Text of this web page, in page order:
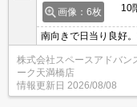
画像：6枚
10
南向きで日当り良好
お問い合わせはエイ
株式会社スペースアドバン
ーク天満橋店
情報更新日 2026/08/08